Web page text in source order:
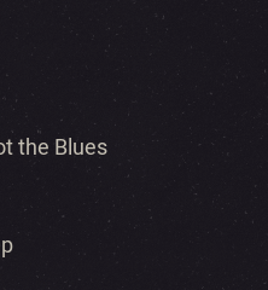
the Blues